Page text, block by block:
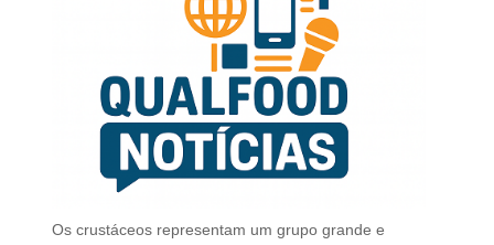
Os crustáceos representam um grupo grande e